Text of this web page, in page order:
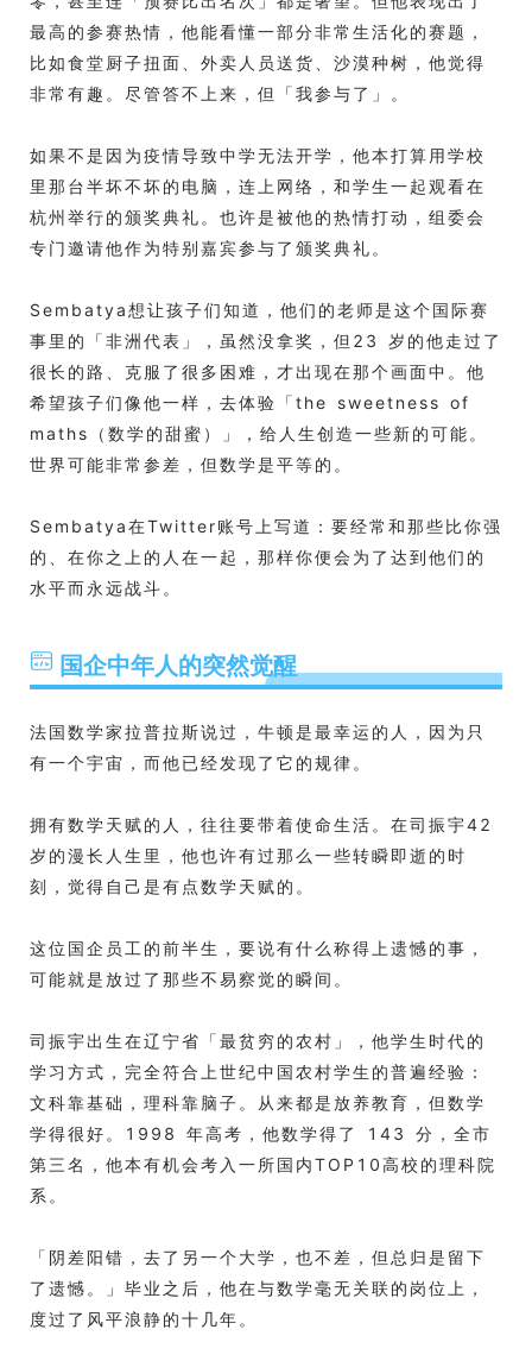
最高的参赛热情，他能看懂一部分非常生活化的赛题，
比如食堂厨子扭面、外卖人员送货、沙漠种树，他觉得
非常有趣。尽管答不上来，但「我参与了」。
如果不是因为疫情导致中学无法开学，他本打算用学校
里那台半坏不坏的电脑，连上网络，和学生一起观看在
杭州举行的颁奖典礼。也许是被他的热情打动，组委会
专门邀请他作为特别嘉宾参与了颁奖典礼。
Sembatya想让孩子们知道，他们的老师是这个国际赛
事里的「非洲代表」，虽然没拿奖，但23 岁的他走过了
很长的路、克服了很多困难，才出现在那个画面中。他
希望孩子们像他一样，去体验「the sweetness of
maths（数学的甜蜜）」，给人生创造一些新的可能。
世界可能非常参差，但数学是平等的。
Sembatya在Twitter账号上写道：要经常和那些比你强
的、在你之上的人在一起，那样你便会为了达到他们的
水平而永远战斗。
国企中年人的突然觉醒
法国数学家拉普拉斯说过，牛顿是最幸运的人，因为只
有一个宇宙，而他已经发现了它的规律。
拥有数学天赋的人，往往要带着使命生活。在司振宇42
岁的漫长人生里，他也许有过那么一些转瞬即逝的时
刻，觉得自己是有点数学天赋的。
这位国企员工的前半生，要说有什么称得上遗憾的事，
可能就是放过了那些不易察觉的瞬间。
司振宇出生在辽宁省「最贫穷的农村」，他学生时代的
学习方式，完全符合上世纪中国农村学生的普遍经验：
文科靠基础，理科靠脑子。从来都是放养教育，但数学
学得很好。1998 年高考，他数学得了 143 分，全市
第三名，他本有机会考入一所国内TOP10高校的理科院
系。
「阴差阳错，去了另一个大学，也不差，但总归是留下
了遗憾。」毕业之后，他在与数学毫无关联的岗位上，
度过了风平浪静的十几年。